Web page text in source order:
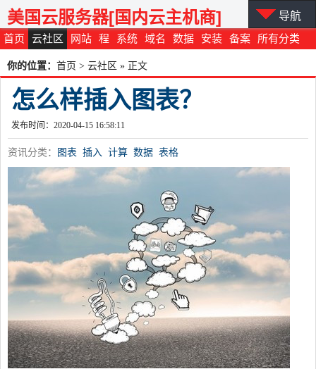
首页 云社区 网站 程 系统 域名 数据 安装 备案 所有分类
美国云服务器[国内云主机商] 导航
你的位置： 首页 > 云社区 » 正文
怎么样插入图表？
发布时间：2020-04-15 16:58:11
资讯分类： 图表 插入 计算 数据 表格